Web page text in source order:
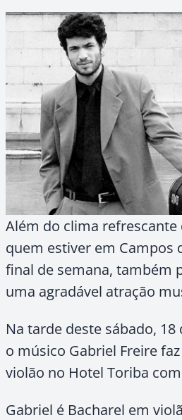
Além do clima refrescante
quem estiver em Campos
final de semana, também
uma agradável atração
Na tarde deste sábado,
o músico Gabriel Freire
violão no Hotel Toriba
Gabriel é Bacharel em